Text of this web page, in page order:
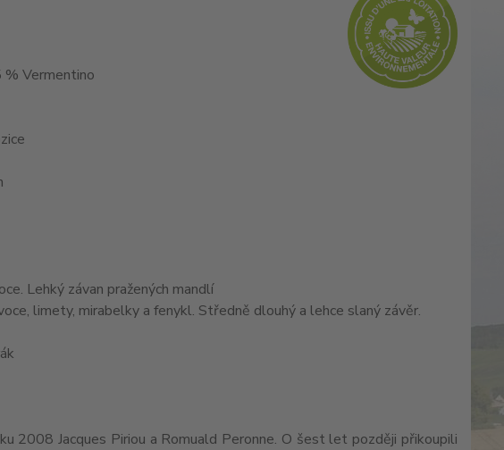
% Vermentino
Lehký závan pražených mandlí
limety, mirabelky a fenykl. Středně dlouhý a lehce slaný závěr.
2008 Jacques Piriou a Romuald Peronne. O šest let později přikoupili